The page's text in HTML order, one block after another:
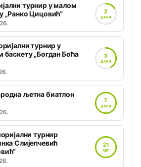
турнир у малом
„Ранко Цицовић“
2
ДАНА
турнир у
баскету „Богдан Боћа
3
ДАНА
љетна биатлон
7
ДАНА
турнир
Слијепчевић
21
АВГ